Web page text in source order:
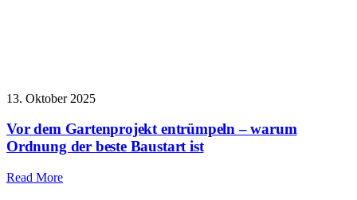
13. Oktober 2025
Vor dem Gartenprojekt entrümpeln – warum
Ordnung der beste Baustart ist
Read More